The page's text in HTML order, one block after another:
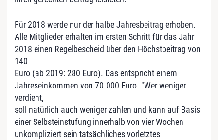
Für 2018 werde nur der halbe Jahresbeitrag erhoben.
Alle Mitglieder erhalten im ersten Schritt für das Jahr
2018 einen Regelbescheid über den Höchstbeitrag von
140
Euro (ab 2019: 280 Euro). Das entspricht einem
Jahreseinkommen von 70.000 Euro. "Wer weniger
verdient,
soll natürlich auch weniger zahlen und kann auf Basis
einer Selbsteinstufung innerhalb von vier Wochen
unkompliziert sein tatsächliches vorletztes